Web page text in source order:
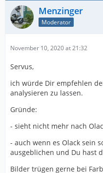
Menzinger
Moderator
November 10, 2020 at 21:32
Servus,
ich würde Dir empfehlen
analysieren zu lassen.
Gründe:
- sieht nicht mehr nach
- auch wenn es Olack sein
ausgeblichen und Du hast
Bilder trügen gerne bei